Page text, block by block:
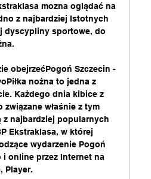
mozna oglądać na
z najbardziej Istotnych
dyscypliny sportowe, do
obejrzećPogoń Szczecin -
nożna to jedna z
Każdego dnia kibice z
właśnie z tym
z najbardziej popularnych
Ekstraklasa, w której
wydarzenie Pogoń
i online przez Internet na
Player.